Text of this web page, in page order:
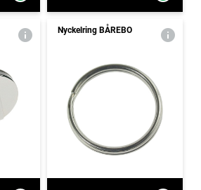
Nyckelring BÅREBO